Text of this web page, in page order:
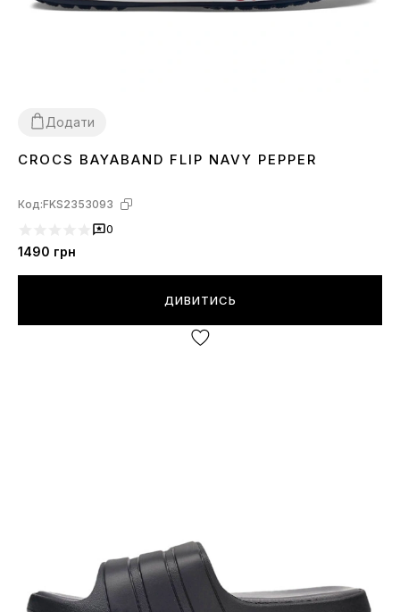
Додати
363738 44
CROCS BAYABAND FLIP NAVY PEPPER
Код:FKS2353093
0
1490 грн
ДИВИТИСЬ